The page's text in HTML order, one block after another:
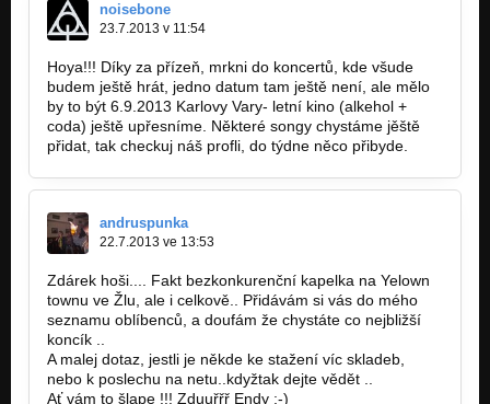
noisebone
23.7.2013 v 11:54
Hoya!!! Díky za přízeň, mrkni do koncertů, kde všude
budem ještě hrát, jedno datum tam ještě není, ale mělo
by to být 6.9.2013 Karlovy Vary- letní kino (alkehol +
coda) ještě upřesníme. Některé songy chystáme jěště
přidat, tak checkuj náš profli, do týdne něco přibyde.
andruspunka
22.7.2013 ve 13:53
Zdárek hoši.... Fakt bezkonkurenční kapelka na Yelown
townu ve Žlu, ale i celkově.. Přidávám si vás do mého
seznamu oblíbenců, a doufám že chystáte co nejbližší
koncík ..
A malej dotaz, jestli je někde ke stažení víc skladeb,
nebo k poslechu na netu..kdyžtak dejte vědět ..
Ať vám to šlape !!! Zduuřřř Endy :-)